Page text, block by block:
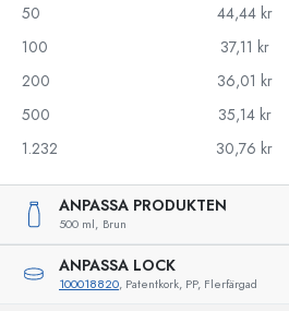
50
44,44 kr
100
37,11 kr
200
36,01 kr
500
35,14 kr
1.232
30,76 kr
ANPASSA PRODUKTEN
500 ml, Brun
ANPASSA LOCK
100018820, Patentkork, PP, Flerfärgad